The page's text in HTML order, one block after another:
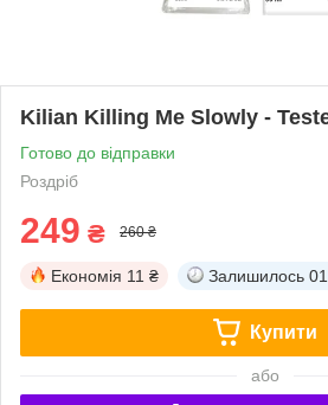
Kilian Killing Me Slowly -
Готово до відправки
Роздріб
249 ₴ 260 ₴
Економія 11 ₴ Залишилось
Купити
або